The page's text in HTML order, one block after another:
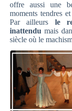
offre aussi une
moments tendres
Par ailleurs le
inattendu mais
siècle où le